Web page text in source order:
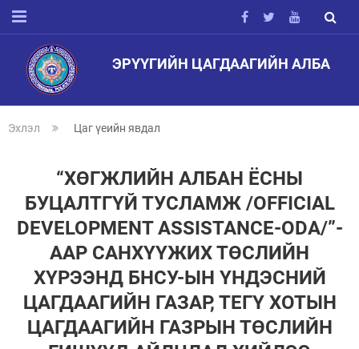
ЭРҮҮГИЙН ЦАГДААГИЙН АЛБА
Эхлэл Цаг үеийн явдал
“ХӨГЖЛИЙН АЛБАН ЁСНЫ
БУЦАЛТГҮЙ ТУСЛАМЖ /OFFICIAL
DEVELOPMENT ASSISTANCE-ODA/”-
ААР САНХҮҮЖИХ ТӨСЛИЙН
ХҮРЭЭНД БНСУ-ЫН ҮНДЭСНИЙ
ЦАГДААГИЙН ГАЗАР, ТЕГҮ ХОТЫН
ЦАГДААГИЙН ГАЗРЫН ТӨСЛИЙН